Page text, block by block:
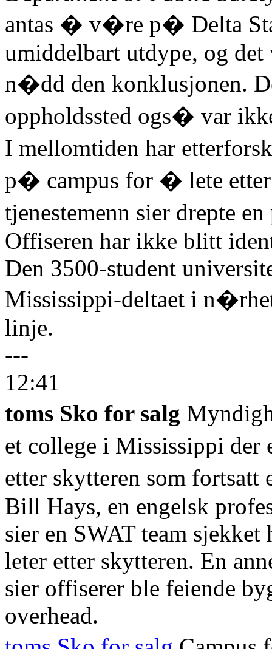
antas � v�re p� Delta
umiddelbart utdype, og
n�dd den konklusjonen.
oppholdssted ogs� var
I mellomtiden har
p� campus for � lete etter
tjenestemenn sier drepte
Offiseren har ikke blitt
Den 3500-student
Mississippi-deltaet i
linje.
---
12:41
toms Sko for salg
et college i Mississippi
etter skytteren som
Bill Hays, en engelsk
sier en SWAT team sjekket
leter etter skytteren. En
sier offiserer ble feiende
overhead.